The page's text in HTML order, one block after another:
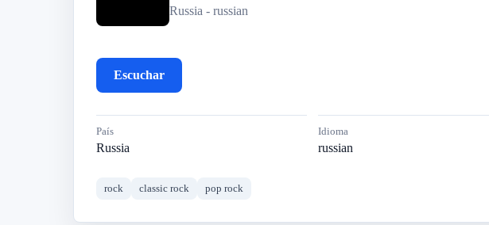
Russia - russian
Escuchar
País
Russia
Idioma
russian
rock classic rock pop rock